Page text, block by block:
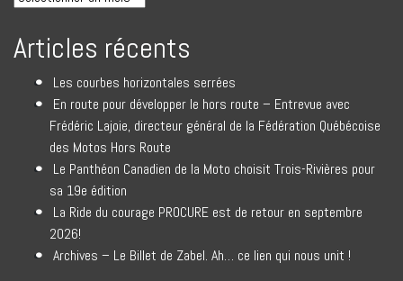
Articles récents
Les courbes horizontales serrées
En route pour développer le hors route – Entrevue avec
Frédéric Lajoie, directeur général de la Fédération Québécoise
des Motos Hors Route
Le Panthéon Canadien de la Moto choisit Trois-Rivières pour
sa 19e édition
La Ride du courage PROCURE est de retour en septembre
2026!
Archives – Le Billet de Zabel. Ah… ce lien qui nous unit !